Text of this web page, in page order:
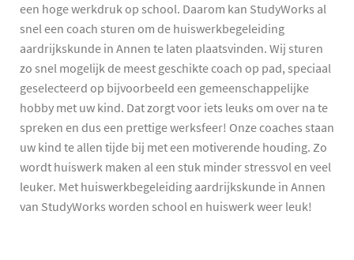
een hoge werkdruk op school. Daarom kan StudyWorks al
snel een coach sturen om de huiswerkbegeleiding
aardrijkskunde in Annen te laten plaatsvinden. Wij sturen
zo snel mogelijk de meest geschikte coach op pad, speciaal
geselecteerd op bijvoorbeeld een gemeenschappelijke
hobby met uw kind. Dat zorgt voor iets leuks om over na te
spreken en dus een prettige werksfeer! Onze coaches staan
uw kind te allen tijde bij met een motiverende houding. Zo
wordt huiswerk maken al een stuk minder stressvol en veel
leuker. Met huiswerkbegeleiding aardrijkskunde in Annen
van StudyWorks worden school en huiswerk weer leuk!